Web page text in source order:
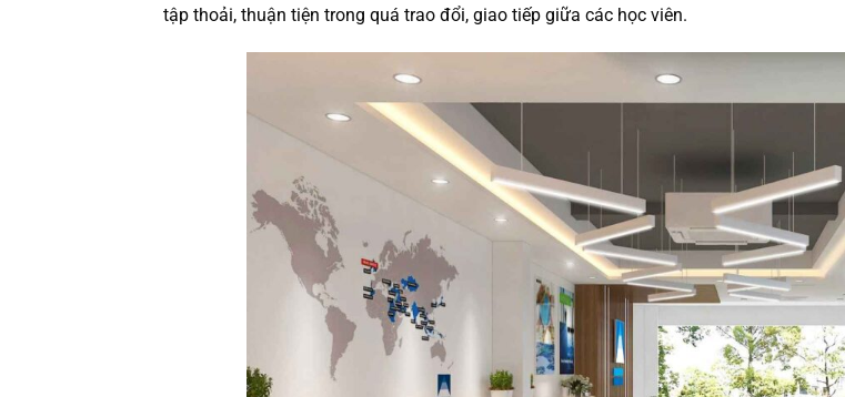
tập thoải, thuận tiện trong quá trao đổi, giao tiếp giữa các học viên.